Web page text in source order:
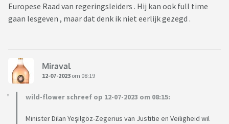
Europese Raad van regeringsleiders . Hij kan ook full time
gaan lesgeven , maar dat denk ik niet eerlijk gezegd .
Miraval
12-07-2023 om 08:19
wild-flower schreef op 12-07-2023 om 08:15:
Minister Dilan Yeşilgöz-Zegerius van Justitie en Veiligheid wil